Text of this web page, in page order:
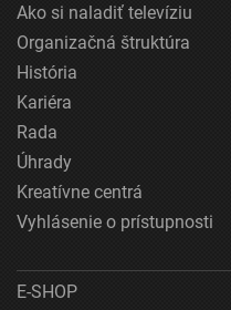
Ako si naladiť televíziu
Organizačná štruktúra
História
Kariéra
Rada
Úhrady
Kreatívne centrá
Vyhlásenie o prístupnosti
E-SHOP